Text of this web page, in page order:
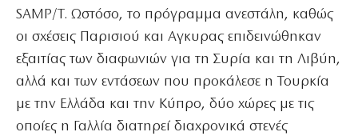
SAMP/T. Ωστόσο, το πρόγραμμα ανεστάλη, καθώς
οι σχέσεις Παρισιού και Αγκυρας επιδεινώθηκαν
εξαιτίας των διαφωνιών για τη Συρία και τη Λιβύη,
αλλά και των εντάσεων που προκάλεσε η Τουρκία
με την Ελλάδα και την Κύπρο, δύο χώρες με τις
οποίες η Γαλλία διατηρεί διαχρονικά στενές